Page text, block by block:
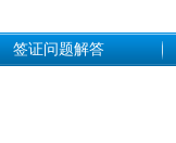
签证问题解答